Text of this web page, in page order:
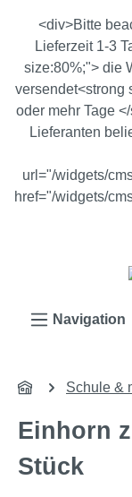
Zum Hauptinhalt
<div>Bitte
Lieferzeit 1-3
size:80%;"> die
versendet<strong
oder mehr Tage
Lieferanten
url="/widgets/
href="/widgets/
Navigation
Schule &
Einhorn
Stück